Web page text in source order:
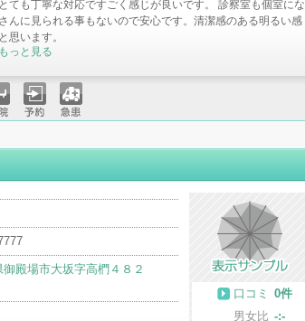
ても丁寧な対応ですごく感じが良いです。 診察室も個室にな
んに見られる事もないので安心です。清潔感のある明るい感
思います。
っと見る
予約 急患
御殿場市大坂字高椚４８２
口コミ
0件
男女比 -:-